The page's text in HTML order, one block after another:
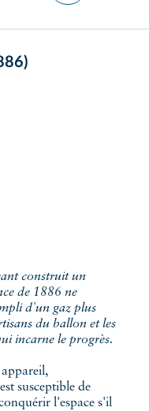
de 1886 ne
d'un gaz plus
du ballon et les
incarne le progrès.
appareil,
susceptible de
l'espace s'il